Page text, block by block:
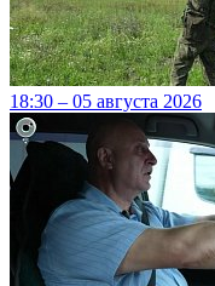
18:30 – 05 августа 2026